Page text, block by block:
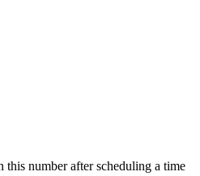
number after scheduling a time